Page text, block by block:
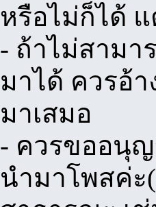
หรือไม่ก็ได้
- ถ้าไม่สามา
มาได้ ควรอ้
มาเสมอ
- ควรขออนุญ
นำมาโพสค่ะ